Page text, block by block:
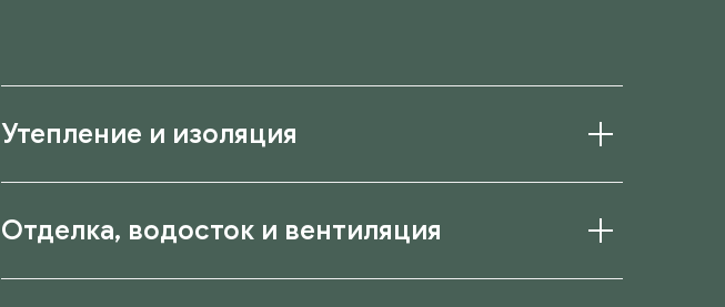
Утепление и изоляция
Отделка, водосток и вентиляция